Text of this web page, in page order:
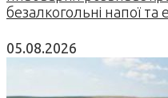
безалкогольні напої та
05.08.2026